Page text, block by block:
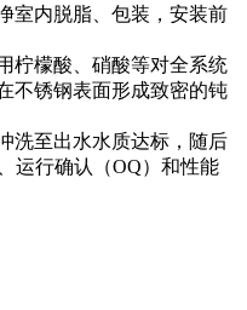
室内脱脂、包装，安装前
柠檬酸、硝酸等对全系统
不锈钢表面形成致密的钝
洗至出水水质达标，随后
运行确认（OQ）和性能